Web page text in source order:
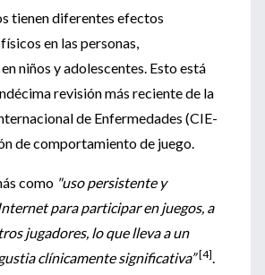
tienen diferentes efectos
en las personas,
niños y adolescentes. Esto está
revisión más reciente de la
de Enfermedades (CIE-
de comportamiento de juego.
como "uso persistente y
para participar en juegos, a
jugadores, lo que lleva a un
clínicamente significativa”[4].